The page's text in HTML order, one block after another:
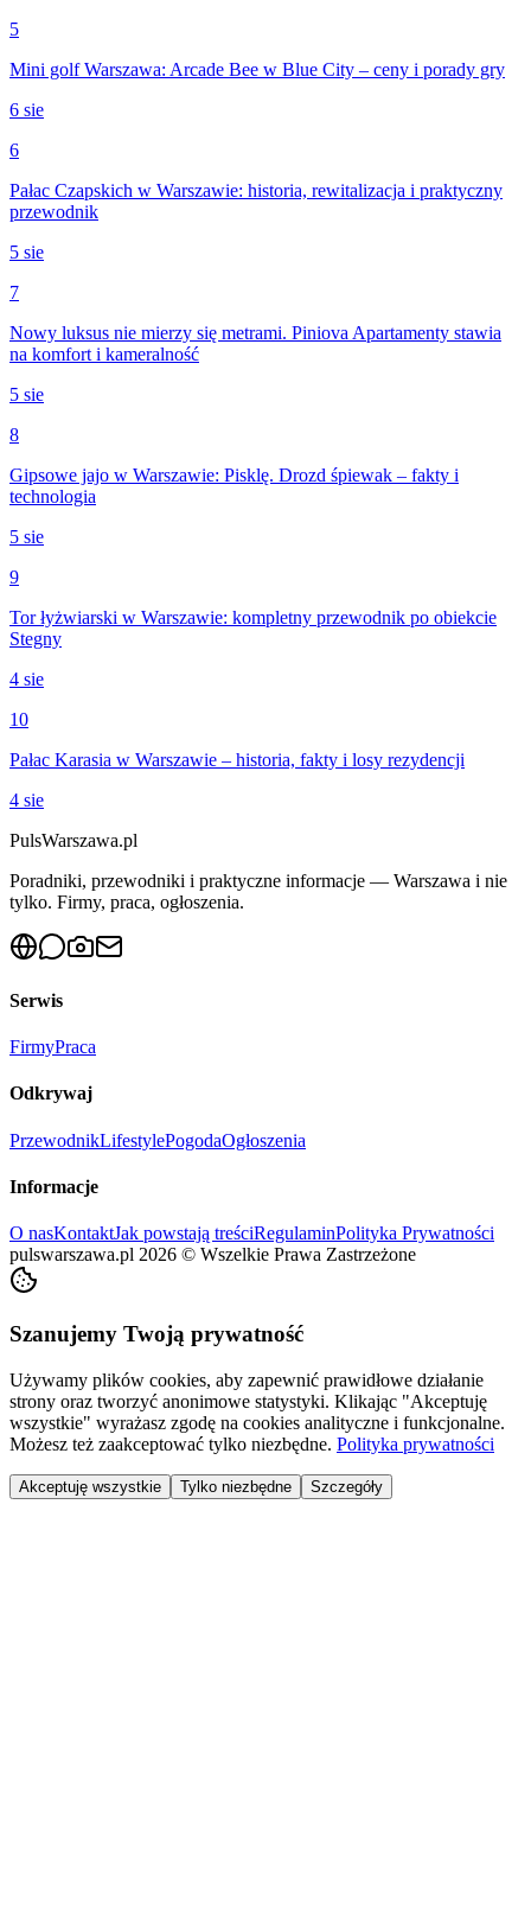
5
Mini golf Warszawa: Arcade Bee w Blue City – ceny i porady gry
6 sie
6
Pałac Czapskich w Warszawie: historia, rewitalizacja i praktyczny
przewodnik
5 sie
7
Nowy luksus nie mierzy się metrami. Piniova Apartamenty stawia
na komfort i kameralność
5 sie
8
Gipsowe jajo w Warszawie: Pisklę. Drozd śpiewak – fakty i
technologia
5 sie
9
Tor łyżwiarski w Warszawie: kompletny przewodnik po obiekcie
Stegny
4 sie
10
Pałac Karasia w Warszawie – historia, fakty i losy rezydencji
4 sie
PulsWarszawa.pl
Poradniki, przewodniki i praktyczne informacje — Warszawa i nie
tylko. Firmy, praca, ogłoszenia.
Serwis
FirmyPraca
Odkrywaj
PrzewodnikLifestylePogodaOgłoszenia
Informacje
O nasKontaktJak powstają treściRegulaminPolityka Prywatności
pulswarszawa.pl 2026 © Wszelkie Prawa Zastrzeżone
Szanujemy Twoją prywatność
Używamy plików cookies, aby zapewnić prawidłowe działanie
strony oraz tworzyć anonimowe statystyki. Klikając "Akceptuję
wszystkie" wyrażasz zgodę na cookies analityczne i funkcjonalne.
Możesz też zaakceptować tylko niezbędne. Polityka prywatności
Akceptuję wszystkie Tylko niezbędne Szczegóły